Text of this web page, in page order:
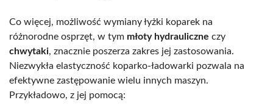
Co więcej, możliwość wymiany łyżki koparek na
różnorodne osprzęt, w tym młoty hydrauliczne czy
chwytaki, znacznie poszerza zakres jej zastosowania.
Niezwykła elastyczność koparko-ładowarki pozwala na
efektywne zastępowanie wielu innych maszyn.
Przykładowo, z jej pomocą: